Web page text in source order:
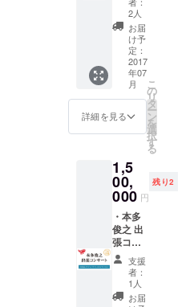
いただ
けま
す。 ご
支援い
ただく
際のコ
メント
欄に、
ご希望
くださ
い。 ・
アルバ
ム発売
記念ロ
ゴ入り
トート
バッグ
サイ
ズ：約
W360x
した。
※製品の
性質
上、若
干の傷
やへこ
みがあ
る場合
があり
※胴体部
手彫り
の装飾
の有無
による
違いが
ありま
す。お
選びい
ただく
ことは
できま
※製作過
程にお
いて、
不具合
等で製
品化で
きな
かった
サック
スの部
品から
部分を
カット
し、加
工を施
して、
小物入
れとし
て復活
させま
した。
※製品の
本多俊
之
（サッ
クス）
＋ピア
俊之氏
が、日
本全国
どこへ
でも出
サート
をいた
しま
す。 プ
ライ
ベート
コン
サート
でも構
いませ
ん。 ピ
2人
お届
け予
定：
2017
年07
月
詳細を見る
こ
の
リ
タ
ー
ン
を
選
択
す
る
1,5
00,
000 円
残り2
・本多
俊之 出
張コン
サート
編成：
本多俊
之
支援
者：
1人
お届